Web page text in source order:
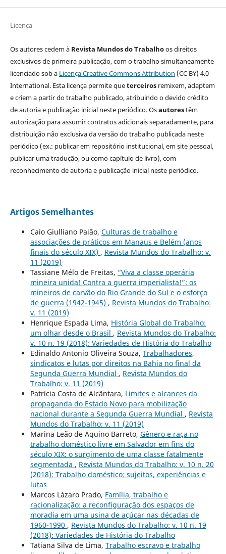
Licença
Os autores cedem à Revista Mundos do Trabalhoos direitos
exclusivos de primeira publicação, com o trabalho simultaneamente
licenciado sob a Licença Creative Commons Attribution (CC BY) 4.0
International. Esta licença permite queterceirosremixem, adaptem
e criem a partir do trabalho publicado, atribuindo o devido crédito
de autoria e publicação inicial neste periódico. Osautorestêm
autorização para assumir contratos adicionais separadamente, para
distribuição não exclusiva da versão do trabalho publicada neste
periódico (ex.: publicar em repositório institucional, em site pessoal,
publicar uma tradução, ou como capítulo de livro), com
reconhecimento de autoria e publicação inicial neste periódico.
Artigos Semelhantes
Caio Giulliano Paião, Culturas de trabalho e
associações de práticos em Manaus e Belém (anos
finais do século XIX) , Revista Mundos do Trabalho: v.
11 (2019)
Tassiane Mélo de Freitas, “Viva a classe operária
mineira unida! Contra a guerra imperialista!”: os
mineiros de carvão do Rio Grande do Sul e o esforço
de guerra (1942-1945) , Revista Mundos do Trabalho:
v. 11 (2019)
Henrique Espada Lima, História Global do Trabalho:
um olhar desde o Brasil , Revista Mundos do Trabalho:
v. 10 n. 19 (2018): Variedades de História do Trabalho
Edinaldo Antonio Oliveira Souza, Trabalhadores,
sindicatos e lutas por direitos na Bahia no final da
Segunda Guerra Mundial , Revista Mundos do
Trabalho: v. 11 (2019)
Patrícia Costa de Alcântara, Limites e alcances da
propaganda do Estado Novo para mobilização
nacional durante a Segunda Guerra Mundial , Revista
Mundos do Trabalho: v. 11 (2019)
Marina Leão de Aquino Barreto, Gênero e raça no
trabalho doméstico livre em Salvador em fins do
século XIX: o surgimento de uma classe fatalmente
segmentada , Revista Mundos do Trabalho: v. 10 n. 20
(2018): Trabalho doméstico: sujeitos, experiências e
lutas
Marcos Lázaro Prado, Família, trabalho e
racionalização: a reconfiguração dos espaços de
moradia em uma usina de açúcar nas décadas de
1960-1990 , Revista Mundos do Trabalho: v. 10 n. 19
(2018): Variedades de História do Trabalho
Tatiana Silva de Lima, Trabalho escravo e trabalho